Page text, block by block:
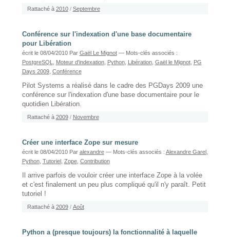
Rattaché à 2010 / Septembre
Conférence sur l'indexation d'une base documentaire
pour Libération
écrit le 08/04/2010 Par Gaël Le Mignot — Mots-clés associés :
PostgreSQL
Moteur d'indexation, Python, Libération, Gaël le Mignot, PG
Days 2009, Conférence
Pilot Systems a réalisé dans le cadre des PGDays 2009 une
conférence sur l'indexation d'une base documentaire pour le
quotidien Libération.
Rattaché à 2009 / Novembre
Créer une interface Zope sur mesure
écrit le 08/04/2010 Par alexandre — Mots-clés associés : Alexandre Garel,
Python, Tutoriel, Zope, Contribution
Il arrive parfois de vouloir créer une interface Zope à la volée
et c'est finalement un peu plus compliqué qu'il n'y paraît. Petit
tutoriel !
Rattaché à 2009 / Août
Python a (presque toujours) la fonctionnalité à laquelle